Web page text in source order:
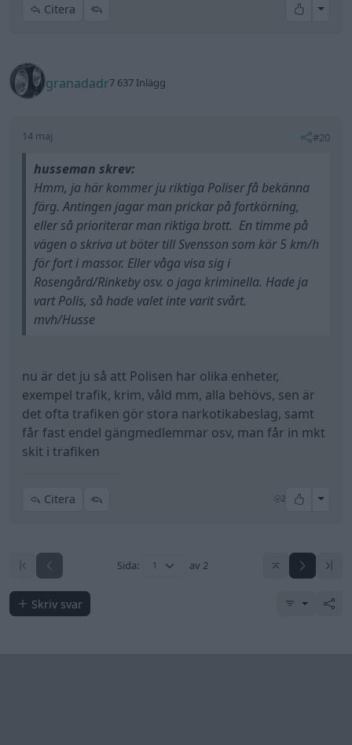
Citera All
granadadr7 637 Inlägg
14 maj #20
husseman skrev:
Hmm, ja här kommer ju riktiga Poliser få bekänna
färg. Antingen jagar man prickar på fortkörning,
eller så prioriterar man riktiga brott. En timme på
vägen o skriva ut böter till Svensson som kör 5 km/h
för fort i massor. Eller våga visa sig i
Rosengård/Rinkeby osv. o jaga kriminella. Hade ja
vart Polis, så hade valet inte varit svårt.
mvh/Husse
nu är det ju så att Polisen har olika enheter,
exempel trafik, krim, våld mm, alla behövs, sen är
det ofta trafiken gör stora narkotikabeslag, samt
får fast endel gängmedlemmar osv, man får in mkt
skit i trafiken
Citera 2 All
Sida: av 2
Skriv svar